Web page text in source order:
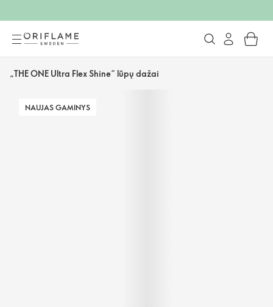
„THE ONE Ultra Flex Shine“ lūpų dažai
NAUJAS GAMINYS